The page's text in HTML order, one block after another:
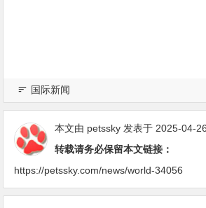
国际新闻
本文由 petssky 发表于 2025-04-26
转载请务必保留本文链接：
https://petssky.com/news/world-34056